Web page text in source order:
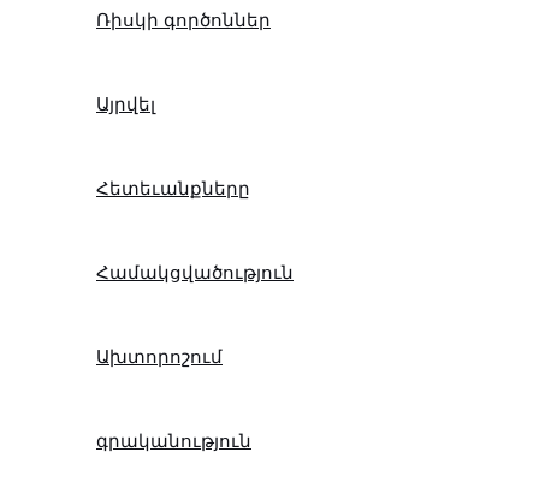
Ռիսկի գործոններ
Այրվել
Հետեւանքները
Համակցվածություն
Ախտորոշում
գրականություն